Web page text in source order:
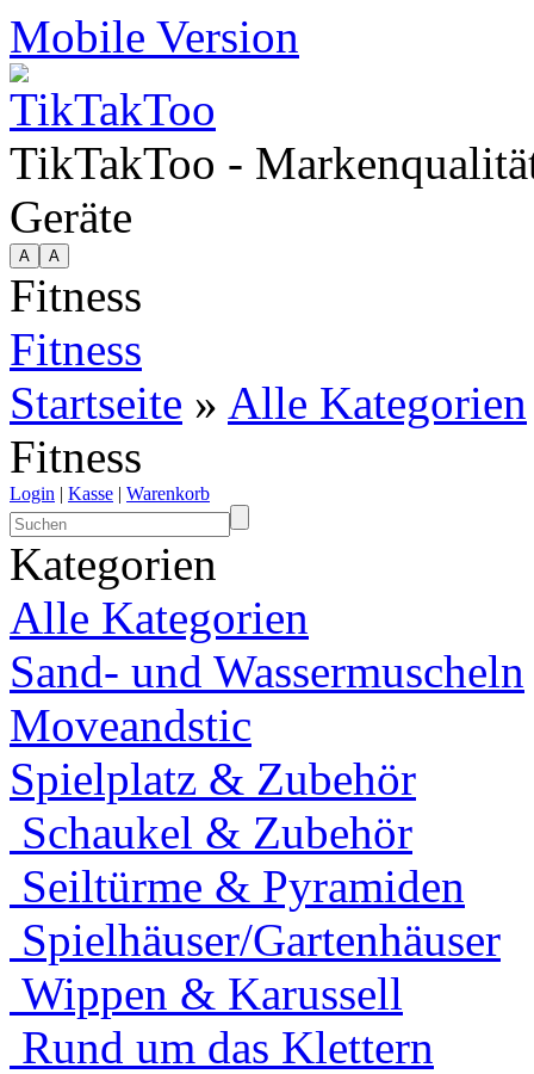
Mobile Version
TikTakToo -
Geräte
Fitness
Fitness
Startseite » Alle Kategorien
Fitness
Login | Kasse | Warenkorb
Kategorien
Alle Kategorien
Sand- und Wassermuscheln
Moveandstic
Spielplatz & Zubehör
Schaukel & Zubehör
Seiltürme & Pyramiden
Spielhäuser/Gartenhäuser
Wippen & Karussell
Rund um das Klettern